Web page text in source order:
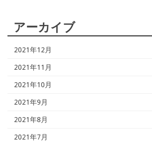
アーカイブ
2021年12月
2021年11月
2021年10月
2021年9月
2021年8月
2021年7月